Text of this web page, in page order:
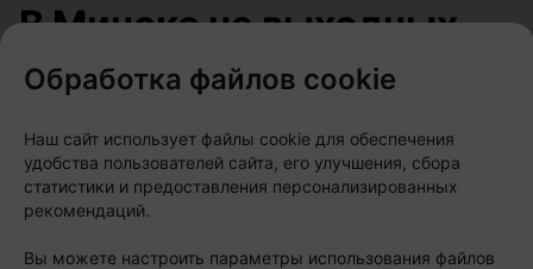
В Минске на выходных
пройдет большой
фестиваль для
любителей животных
Автор:relax.by, 07.08.2026
Обработка файлов cookie
Наш сайт использует файлы cookie для обеспечения
удобства пользователей сайта, его улучшения, сбора
статистики и предоставления персонализированных
рекомендаций.
Вы можете настроить параметры использования файлов